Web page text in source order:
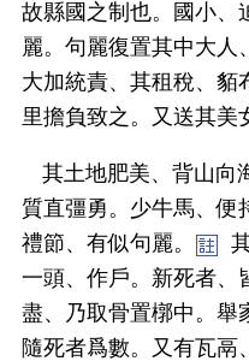
故縣國之制也。國小、
麗。句麗復置其中大人
大加統責、其租稅、貊
里擔負致之。又送其美
其土地肥美、背山向
質直彊勇。少牛馬、便
禮節、有似句麗。
一頭、作戶。新死者、
盡、乃取骨置槨中。舉
隨死者爲數。又有瓦鬲